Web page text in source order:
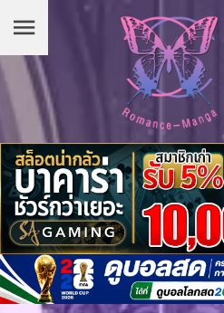
หน้าแรก
หมวดมังงะ
รายชื่อมังงะ Romance
เกาหลี
Chapter
List
ตอน
ที่
น
2
ตอน
ที่
น
3
ตอน
ที่
ม